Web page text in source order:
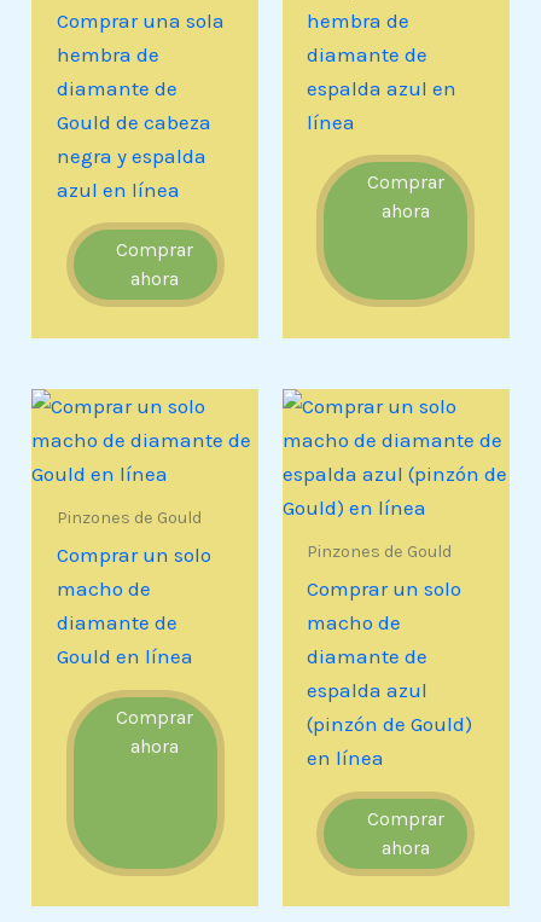
Comprar una sola
hembra de
diamante de
Gould de cabeza
negra y espalda
azul en línea
Comprar
ahora
hembra de
diamante de
espalda azul en
línea
Comprar
ahora
Pinzones de Gould
Comprar un solo
macho de
diamante de
Gould en línea
Comprar
ahora
Pinzones de Gould
Comprar un solo
macho de
diamante de
espalda azul
(pinzón de Gould)
en línea
Comprar
ahora